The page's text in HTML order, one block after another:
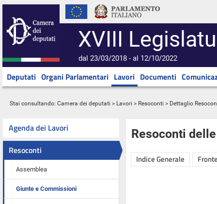
XVIII
dal 23/03/2018 - al 12/10/2022
Deputati Organi Parlamentari Lavori Documenti
Stai consultando: Camera dei deputati > Lavori > Resoconti > Dettaglio
Agenda dei Lavori
Resoconti
Assemblea
Giunte e Commissioni
Resoconti
Indice Generale